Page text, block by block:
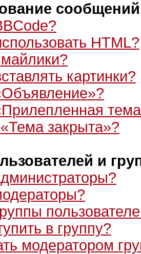
HTML?
картинки?
закрыта»?
и
в группу?
модератором